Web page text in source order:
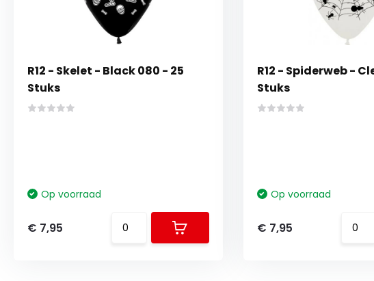
R12 - Skelet - Black 080 - 25
Stuks
Op voorraad
€ 7,95
R12 - Spiderweb -
Stuks
Op voorraad
€ 7,95